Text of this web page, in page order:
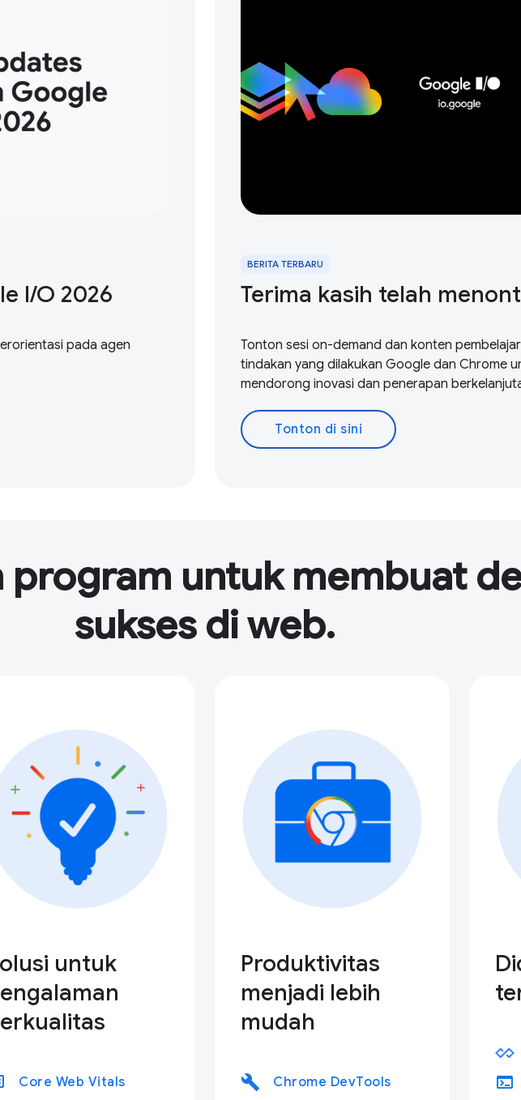
I / O 2026
pada agen
BERITA TERBARU
Terima kasih telah
Tonton sesi on-demand dan konten
tindakan yang dilakukan Google dan Chrome
mendorong inovasi dan penerapan
Tonton di sini
program untuk membuat
sukses di web.
untuk
Core Web Vitals
Produktivitas
menjadi lebih
mudah
build Chrome DevTools terminal